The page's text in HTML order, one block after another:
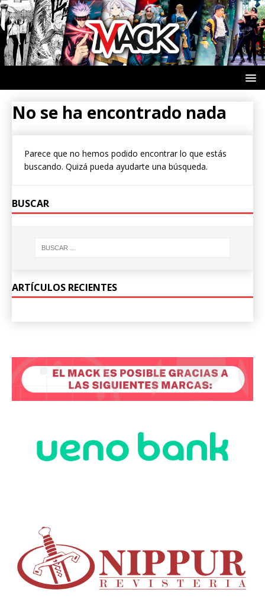
No se ha encontrado nada
Parece que no hemos podido encontrar lo que estás
buscando. Quizá pueda ayudarte una búsqueda.
BUSCAR
ARTÍCULOS RECIENTES